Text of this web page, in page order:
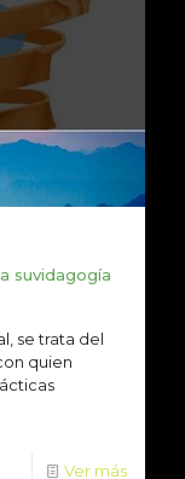
suvidagogía
se trata del
quien
Ver más